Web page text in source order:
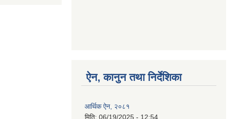
ऐन, कानुन तथा निर्देशिका
आर्थिक ऐन, २०८१
मिति: 06/19/2025 - 12:54